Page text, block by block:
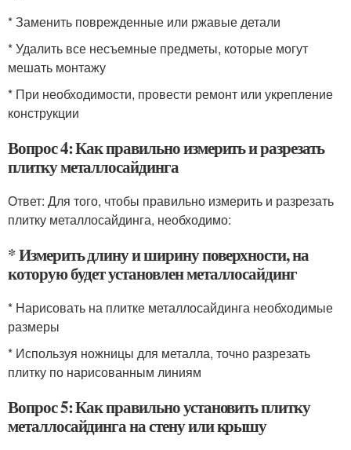
* Заменить поврежденные или ржавые детали
* Удалить все несъемные предметы, которые могут
мешать монтажу
* При необходимости, провести ремонт или укрепление
конструкции
Вопрос 4: Как правильно измерить и разрезать
плитку металлосайдинга
Ответ: Для того, чтобы правильно измерить и разрезать
плитку металлосайдинга, необходимо:
* Измерить длину и ширину поверхности, на
которую будет установлен металлосайдинг
* Нарисовать на плитке металлосайдинга необходимые
размеры
* Используя ножницы для металла, точно разрезать
плитку по нарисованным линиям
Вопрос 5: Как правильно установить плитку
металлосайдинга на стену или крышу